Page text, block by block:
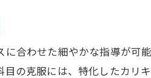
合わせた細やかな指導が可
目の克服には、特化したカ